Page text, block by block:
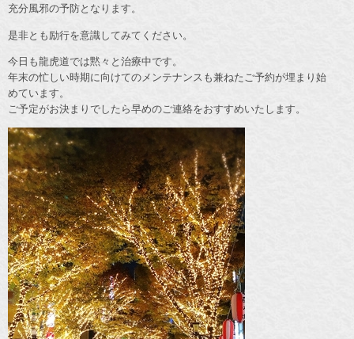
充分風邪の予防となります。
是非とも励行を意識してみてください。
今日も龍虎道では黙々と治療中です。
年末の忙しい時期に向けてのメンテナンスも兼ねたご予約が埋まり始
めています。
ご予定がお決まりでしたら早めのご連絡をおすすめいたします。